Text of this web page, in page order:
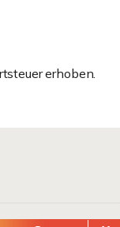
erhoben.